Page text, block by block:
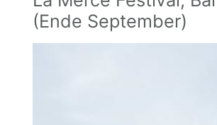
(Ende September)